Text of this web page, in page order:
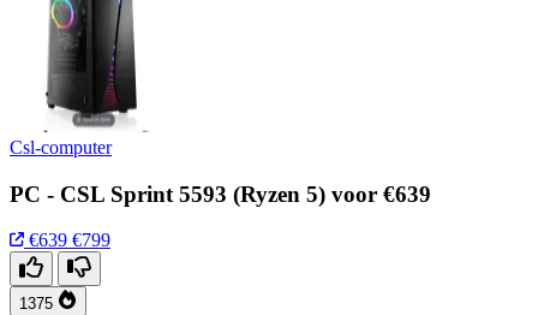
Csl-computer
PC - CSL Sprint 5593 (Ryzen 5) voor €639
€639 €799
1375